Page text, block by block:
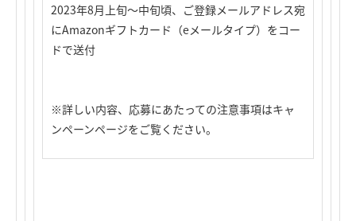
2023年8月上旬～中旬頃、ご登録メールアドレス宛
にAmazonギフトカード（eメールタイプ）をコー
ドで送付
※詳しい内容、応募にあたっての注意事項はキャ
ンペーンページをご覧ください。